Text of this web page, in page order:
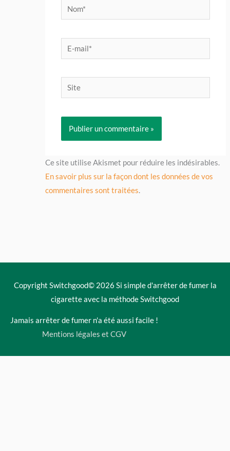
Nom*
E-
mail*
Site
Ce site utilise Akismet pour réduire les indésirables.
En savoir plus sur la façon dont les données de vos
commentaires sont traitées.
Copyright Switchgood© 2026 Si simple d'arrêter de fumer la
cigarette avec la méthode Switchgood
Jamais arrêter de fumer n'a été aussi facile !
Mentions légales et CGV